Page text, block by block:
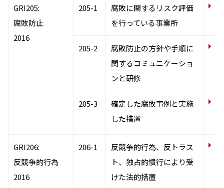
GRI205:
腐敗防止
2016
205-1
腐敗に関するリスク評価
を行っている事業所
205-2
腐敗防止の方針や手順に
関するコミュニケーショ
ンと研修
205-3
確定した腐敗事例と実施
した措置
GRI206:
反競争的行為
2016
206-1
反競争的行為、反トラス
ト、独占的慣行により受
けた法的措置